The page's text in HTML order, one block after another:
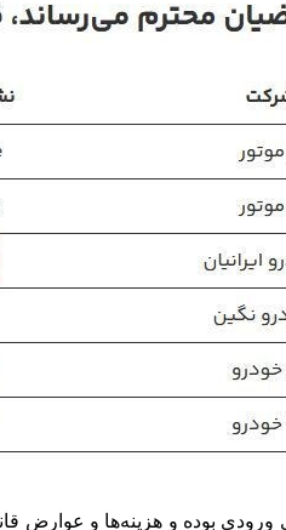
بوده و هزینه‌ها و عوارض